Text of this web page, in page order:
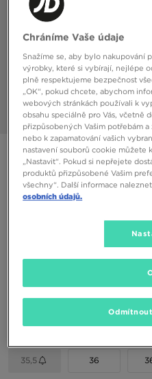
JORDAN MAX AURA 7 BG
1190 Kč
(Původní cena)
Vyberte velikost
35,5 36
Chráníme Vaše údaje
Snažíme se, aby bylo nakupování
výrobky, které si vybírají, nejlépe
plně respektujeme bezpečnost
„OK“, pokud chcete, abychom
webových stránkách používali k
obsahu speciálně pro Vás, včetně
přizpůsobených Vašim potřebám
nebo k zapamatování vašich
nastavení souborů cookie
„Nastavit“. Pokud si nepřejete
produktů přizpůsobené Vašim
všechny“. Další informace
osobních údajů.